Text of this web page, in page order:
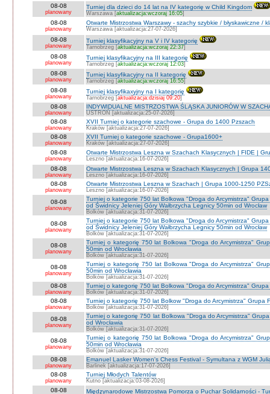
08-08
planowany
Turniej dla dzieci do 14 lat na IV kategorię w Child Kingdom
Warszawa [aktualizacja:wczoraj 16:05]
08-08
planowany
Otwarte Mistrzostwa Warszawy - szachy szybkie / błyskawiczne /
Warszawa [aktualizacja:27-07-2026]
08-08
planowany
Turniej klasyfikacyjny na V i IV kategorię
Tarnobrzeg [aktualizacja:wczoraj 22:37]
08-08
planowany
Turniej klasyfikacyjny na III kategorię
Tarnobrzeg [aktualizacja:wczoraj 12:03]
08-08
planowany
Turniej klasyfikacyjny na II kategorię
Tarnobrzeg [aktualizacja:wczoraj 16:55]
08-08
planowany
Turniej klasyfikaxyjny na I kategorię
Tarnobrzeg [aktualizacja:dzisiaj 09:20]
08-08
planowany
INDYWIDUALNE MISTRZOSTWA ŚLĄSKA JUNIORÓW W
USTROŃ [aktualizacja:25-07-2026]
08-08
planowany
XVII Turniej o kategorie szachowe - Grupa do 1400 Pzszach
Kraków [aktualizacja:27-07-2026]
08-08
planowany
XVII Turniej o kategorie szachowe - Grupa1600+
Kraków [aktualizacja:27-07-2026]
08-08
planowany
Otwarte Mistrzostwa Leszna w Szachach Klasycznych | FIDE |
Leszno [aktualizacja:16-07-2026]
08-08
planowany
Otwarte Mistrzostwa Leszna w Szachach Klasycznych | Grupa
Leszno [aktualizacja:16-07-2026]
08-08
planowany
Otwarte Mistrzostwa Leszna w Szachach | Grupa 1000-1250
Leszno [aktualizacja:16-07-2026]
08-08
planowany
Turniej o kategorie 750 lat Bolkowa "Droga do Arcymistrza"
od Świdnicy Jeleniej Góry Wałbrzycha Legnicy 50min od Wrocław
Bolków [aktualizacja:31-07-2026]
08-08
planowany
Turniej o kategorie 750 lat Bolkowa "Droga do Arcymistrza"
od Świdnicy Jeleniej Góry Wałbrzycha Legnicy 50min od Wrocław
Bolków [aktualizacja:31-07-2026]
08-08
planowany
Turniej o kategorię 750 lat Bolkowa "Droga do Arcymistrza"
50min od Wrocławia
Bolków [aktualizacja:31-07-2026]
08-08
planowany
Turniej o kategorię 750 lat Bolkowa "Droga do Arcymistrza"
50min od Wrocławia
Bolków [aktualizacja:31-07-2026]
08-08
planowany
Turniej o kategorię 750 lat Bolkowa "Droga do Arcymistrza"
Bolków [aktualizacja:31-07-2026]
08-08
planowany
Turniej o kategorię 750 lat Bolkow "Droga do Arcymistrza" Grupa
Bolków [aktualizacja:31-07-2026]
08-08
planowany
Turniej o kategorię 750 lat Bolkowa "Droga do Arcymistrza"
od Wrocławia
Bolków [aktualizacja:31-07-2026]
08-08
planowany
Turniej o kategorię 750 lat Bolkowa "Droga do Arcymistrza"
50min od Wrocławia
Bolków [aktualizacja:31-07-2026]
08-08
planowany
Emanuel Lasker Women's Chess Festival - Symultana z WGM
Barlinek [aktualizacja:17-07-2026]
08-08
planowany
Turniej Młodych Talentów
Kutno [aktualizacja:03-08-2026]
08-08 Międzynarodowe Mistrzostwa Pomorza o Puchar Solidarności -